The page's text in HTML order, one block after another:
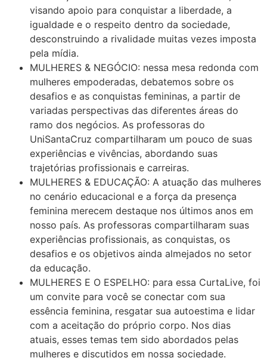
visando apoio para conquistar a liberdade, a
igualdade e o respeito dentro da sociedade,
desconstruindo a rivalidade muitas vezes imposta
pela mídia.
MULHERES & NEGÓCIO: nessa mesa redonda com
mulheres empoderadas, debatemos sobre os
desafios e as conquistas femininas, a partir de
variadas perspectivas das diferentes áreas do
ramo dos negócios. As professoras do
UniSantaCruz compartilharam um pouco de suas
experiências e vivências, abordando suas
trajetórias profissionais e carreiras.
MULHERES & EDUCAÇÃO: A atuação das mulheres
no cenário educacional e a força da presença
feminina merecem destaque nos últimos anos em
nosso país. As professoras compartilharam suas
experiências profissionais, as conquistas, os
desafios e os objetivos ainda almejados no setor
da educação.
MULHERES E O ESPELHO: para essa CurtaLive, foi
um convite para você se conectar com sua
essência feminina, resgatar sua autoestima e lidar
com a aceitação do próprio corpo. Nos dias
atuais, esses temas tem sido abordados pelas
mulheres e discutidos em nossa sociedade.